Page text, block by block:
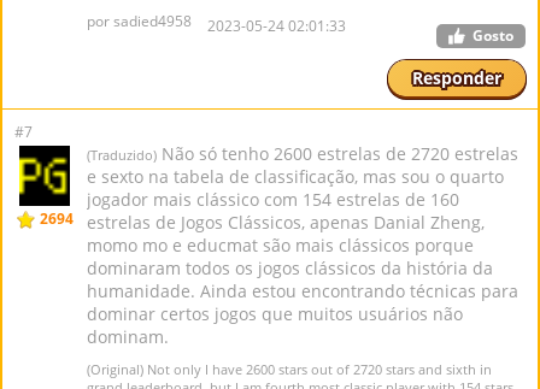
por sadied4958 2023-05-24 02:01:33 Gosto
Responder
#7
2694
(Traduzido) Não só tenho 2600 estrelas de 2720 estrelas
e sexto na tabela de classificação, mas sou o quarto
jogador mais clássico com 154 estrelas de 160
estrelas de Jogos Clássicos, apenas Danial Zheng,
momo mo e educmat são mais clássicos porque
dominaram todos os jogos clássicos da história da
humanidade. Ainda estou encontrando técnicas para
dominar certos jogos que muitos usuários não
dominam.
(Original) Not only I have 2600 stars out of 2720 stars and sixth in